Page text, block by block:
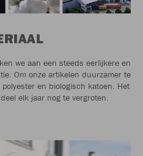
we aan een steeds eerlijkere en
Om onze artikelen duurzamer te
en biologisch katoen. Het
elk jaar nog te vergroten.